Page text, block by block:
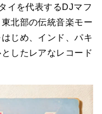
イを代表するDJマフ
北部の伝統音楽モー
じめ、インド、パキ
したレアなレコード